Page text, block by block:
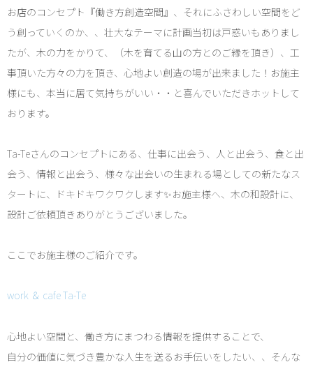
お店のコンセプト『働き方創造空間』、それにふさわしい空間をど
う創っていくのか、、壮大なテーマに計画当初は戸惑いもありまし
たが、木の力をかりて、（木を育てる山の方とのご縁を頂き）、工
事頂いた方々の力を頂き、心地よい創造の場が出来ました！お施主
様にも、本当に居て気持ちがいい・・と喜んでいただきホットして
おります。
Ta-Teさんのコンセプトにある、仕事に出会う、人と出会う、食と出
会う、情報と出会う、様々な出会いの生まれる場としての新たなス
タートに、ドキドキワクワクします✨お施主様へ、木の和設計に、
設計ご依頼頂きありがとうございました。
ここでお施主様のご紹介です。
work ＆ cafe Ta-Te
心地よい空間と、働き方にまつわる情報を提供することで、
自分の価値に気づき豊かな人生を送るお手伝いをしたい、、そんな